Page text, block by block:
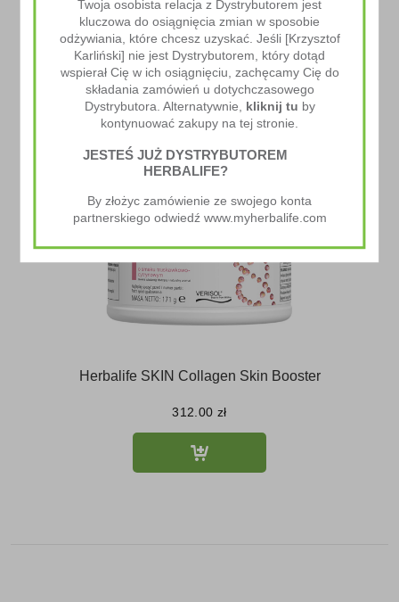
5.00zł
Herbalife SKIN Collagen Skin Booster
312.00 zł
Twoja osobista relacja z Dystrybutorem jest
kluczowa do osiągnięcia zmian w sposobie
odżywiania, które chcesz uzyskać. Jeśli [Krzysztof
Karliński] nie jest Dystrybutorem, który dotąd
wspierał Cię w ich osiągnięciu, zachęcamy Cię do
składania zamówień u dotychczasowego
Dystrybutora. Alternatywnie, kliknij tu by
kontynuować zakupy na tej stronie.
JESTEŚ JUŻ DYSTRYBUTOREM
HERBALIFE?
By złożyc zamówienie ze swojego konta
partnerskiego odwiedź www.myherbalife.com